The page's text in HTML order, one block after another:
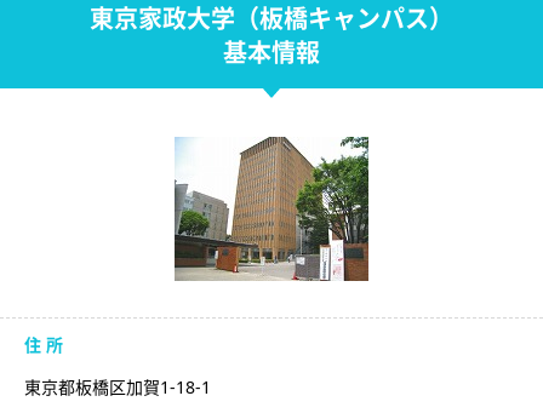
東京家政大学（板橋キャンパス）
基本情報
住 所
東京都板橋区加賀1-18-1